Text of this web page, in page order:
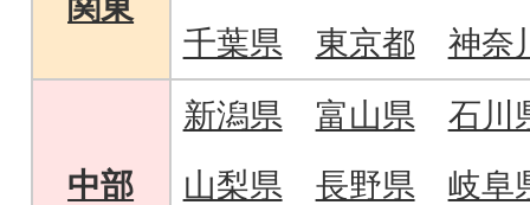
千葉県
東京都 神奈
中部
新潟県 富山県
石川
山梨県
長野県
岐阜